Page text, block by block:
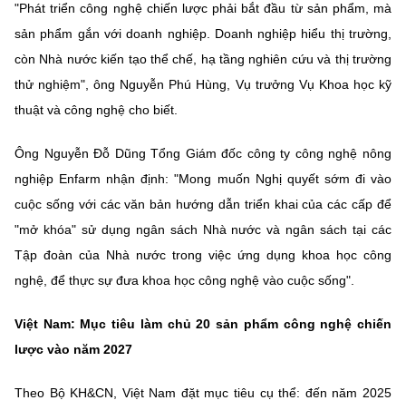
"Phát triển công nghệ chiến lược phải bắt đầu từ sản phẩm, mà
sản phẩm gắn với doanh nghiệp. Doanh nghiệp hiểu thị trường,
còn Nhà nước kiến tạo thể chế, hạ tầng nghiên cứu và thị trường
thử nghiệm", ông Nguyễn Phú Hùng, Vụ trưởng Vụ Khoa học kỹ
thuật và công nghệ cho biết.
Ông Nguyễn Đỗ Dũng Tổng Giám đốc công ty công nghệ nông
nghiệp Enfarm nhận định: "Mong muốn Nghị quyết sớm đi vào
cuộc sống với các văn bản hướng dẫn triển khai của các cấp để
"mở khóa" sử dụng ngân sách Nhà nước và ngân sách tại các
Tập đoàn của Nhà nước trong việc ứng dụng khoa học công
nghệ, để thực sự đưa khoa học công nghệ vào cuộc sống".
Việt Nam: Mục tiêu làm chủ 20 sản phẩm công nghệ chiến
lược vào năm 2027
Theo Bộ KH&CN, Việt Nam đặt mục tiêu cụ thể: đến năm 2025